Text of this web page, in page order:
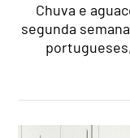
Chuva e
segunda